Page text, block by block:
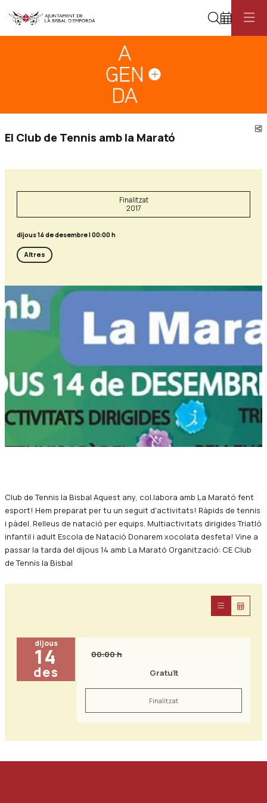
Cerca
El Club de Tennis amb la Marató
Finalitzat
2017
dijous 14 de desembre|00:00 h
Altres
Club de Tennis la Bisbal Aquest any, col.labora amb La Marató fent
esport! Hem preparat per tu un seguit d'activitats! Ràpids de tennis
i pàdel. Relleus de natació per equips. Multiactivitats dirigides Triatló
infantil i adult Escola de Natació Donarem xocolata desfeta! Vine a
passar la tarda del dijous 14 amb La Marató Organització: CE Club
de Tennis la Bisbal
dijous
14
des
00:00 h
Gratuït
Finalitzat